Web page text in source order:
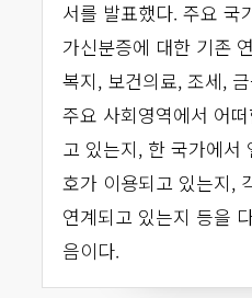
서를 발표했다. 주요 국
가신분증에 대한 기존
복지, 보건의료, 조세,
주요 사회영역에서 어
고 있는지, 한 국가에서
호가 이용되고 있는지,
연계되고 있는지 등을
음이다.